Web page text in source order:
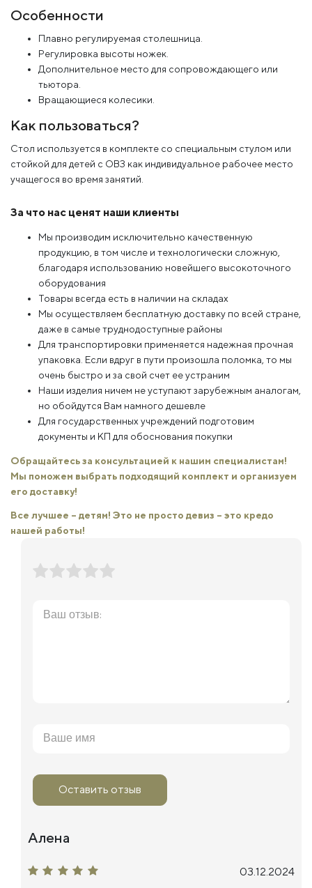
Особенности
Плавно регулируемая столешница.
Регулировка высоты ножек.
Дополнительное место для сопровождающего или
тьютора.
Вращающиеся колесики.
Как пользоваться?
Стол используется в комплекте со специальным стулом или
стойкой для детей с ОВЗ как индивидуальное рабочее место
учащегося во время занятий.
За что нас ценят наши клиенты
Мы производим исключительно качественную
продукцию, в том числе и технологически сложную,
благодаря использованию новейшего высокоточного
оборудования
Товары всегда есть в наличии на складах
Мы осуществляем бесплатную доставку по всей стране,
даже в самые труднодоступные районы
Для транспортировки применяется надежная прочная
упаковка. Если вдруг в пути произошла поломка, то мы
очень быстро и за свой счет ее устраним
Наши изделия ничем не уступают зарубежным аналогам,
но обойдутся Вам намного дешевле
Для государственных учреждений подготовим
документы и КП для обоснования покупки
Обращайтесь за консультацией к нашим специалистам!
Мы поможем выбрать подходящий комплект и организуем
его доставку!
Все лучшее – детям! Это не просто девиз – это кредо
нашей работы!
Оставить отзыв
Алена
03.12.2024